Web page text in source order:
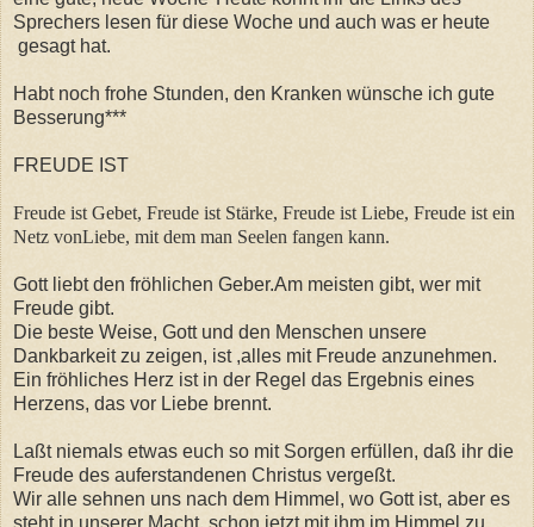
Sprechers lesen für diese Woche und auch was er heute
gesagt hat.
Habt noch frohe Stunden, den Kranken wünsche ich gute
Besserung***
FREUDE IST
Freude ist Gebet, Freude ist Stärke, Freude ist Liebe, Freude ist ein
Netz vonLiebe, mit dem man Seelen fangen kann.
Gott liebt den fröhlichen Geber.Am meisten gibt, wer mit
Freude gibt.
Die beste Weise, Gott und den Menschen unsere
Dankbarkeit zu zeigen, ist ,alles mit Freude anzunehmen.
Ein fröhliches Herz ist in der Regel das Ergebnis eines
Herzens, das vor Liebe brennt.
Laßt niemals etwas euch so mit Sorgen erfüllen, daß ihr die
Freude des auferstandenen Christus vergeßt.
Wir alle sehnen uns nach dem Himmel, wo Gott ist, aber es
steht in unserer Macht, schon jetzt mit ihm im Himmel zu